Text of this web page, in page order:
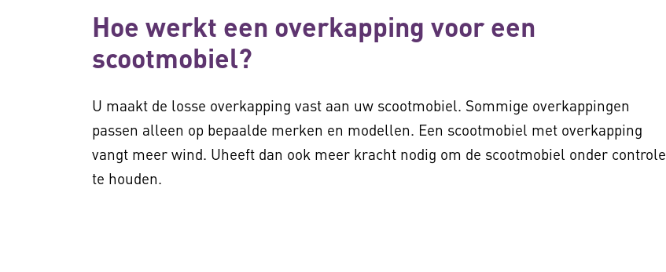
Hoe werkt een overkapping voor een
scootmobiel?
U maakt de losse overkapping vast aan uw scootmobiel. Sommige overkappingen
passen alleen op bepaalde merken en modellen. Een scootmobiel met overkapping
vangt meer wind. Uheeft dan ook meer kracht nodig om de scootmobiel onder controle
te houden.